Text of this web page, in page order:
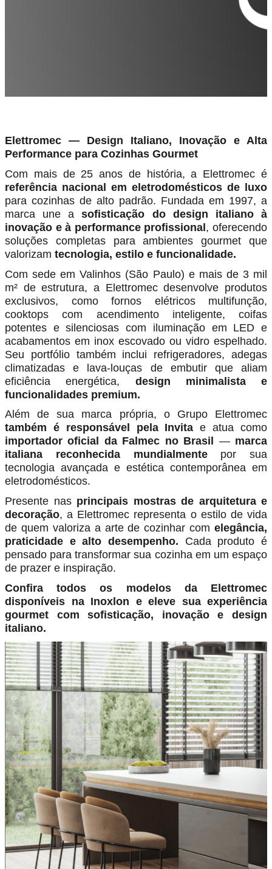
Elettromec — Design Italiano, Inovação e Alta
Performance para Cozinhas Gourmet
Com mais de 25 anos de história, a Elettromec é
referência nacional em eletrodomésticos de luxo
para cozinhas de alto padrão. Fundada em 1997, a
marca une asofisticação do design italiano à
inovação e à performance profissional, oferecendo
soluções completas para ambientes gourmet que
valorizam tecnologia, estilo e funcionalidade.
Com sede em Valinhos (São Paulo) e mais de 3 mil
m² de estrutura, a Elettromec desenvolve produtos
exclusivos, como fornos elétricos multifunção,
cooktops com acendimento inteligente, coifas
potentes e silenciosas com iluminação em LED e
acabamentos em inox escovado ou vidro espelhado.
Seu portfólio também inclui refrigeradores, adegas
climatizadas e lava-louças de embutir que aliam
eficiência energética, design minimalista e
funcionalidades premium.
Além de sua marca própria, o Grupo Elettromec
também é responsável pela Invita e atua como
importador oficial da Falmec no Brasil
— marca
italiana reconhecida mundialmentepor sua
tecnologia avançada e estética contemporânea em
eletrodomésticos.
Presente nas principais mostras de arquitetura e
decoração, a Elettromec representa o estilo de vida
de quem valoriza a arte de cozinhar com elegância,
praticidade e alto desempenho. Cada produto é
pensado para transformar sua cozinha em um espaço
de prazer e inspiração.
Confira todos os modelos da Elettromec
disponíveis na Inoxlon e eleve sua experiência
gourmet com sofisticação, inovação e design
italiano.